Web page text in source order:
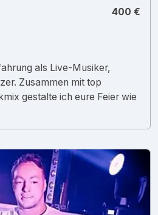
400 €
als Live-Musiker,
Zusammen mit top
gestalte ich eure Feier wie